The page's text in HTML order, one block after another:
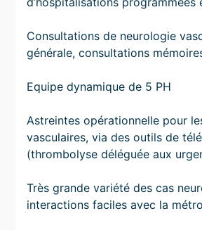
Consultations de neurologie
générale, consultations
Equipe dynamique de 5 PH
Astreintes opérationnelle pour
vasculaires, via des outils de
(thrombolyse déléguée aux
Très grande variété des cas
interactions faciles avec la